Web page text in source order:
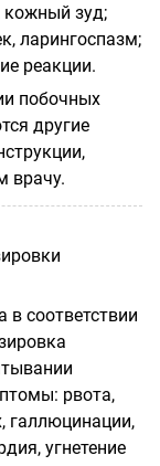
кожный зуд;
ларингоспазм;
реакции.
побочных
другие
врачу.
в соответствии
рвота,
галлюцинации,
угнетение